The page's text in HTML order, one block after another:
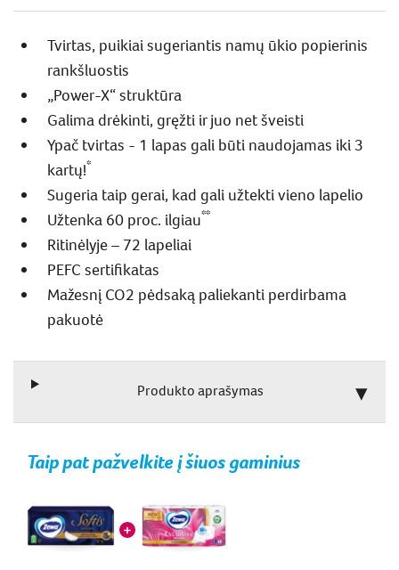
Tvirtas, puikiai sugeriantis namų ūkio popierinis
rankšluostis
„Power-X“ struktūra
Galima drėkinti, gręžti ir juo net šveisti
Ypač tvirtas - 1 lapas gali būti naudojamas iki 3
kartų!*
Sugeria taip gerai, kad gali užtekti vieno lapelio
Užtenka 60 proc. ilgiau**
Ritinėlyje – 72 lapeliai
PEFC sertifikatas
Mažesnį CO2 pėdsaką paliekanti perdirbama
pakuotė
Produkto aprašymas
Taip pat pažvelkite į šiuos gaminius